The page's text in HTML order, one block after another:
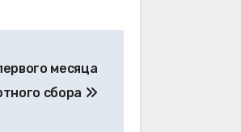
месяца
сбора